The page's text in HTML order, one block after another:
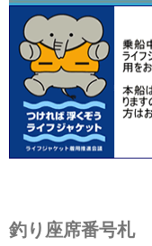
釣り座席番号札